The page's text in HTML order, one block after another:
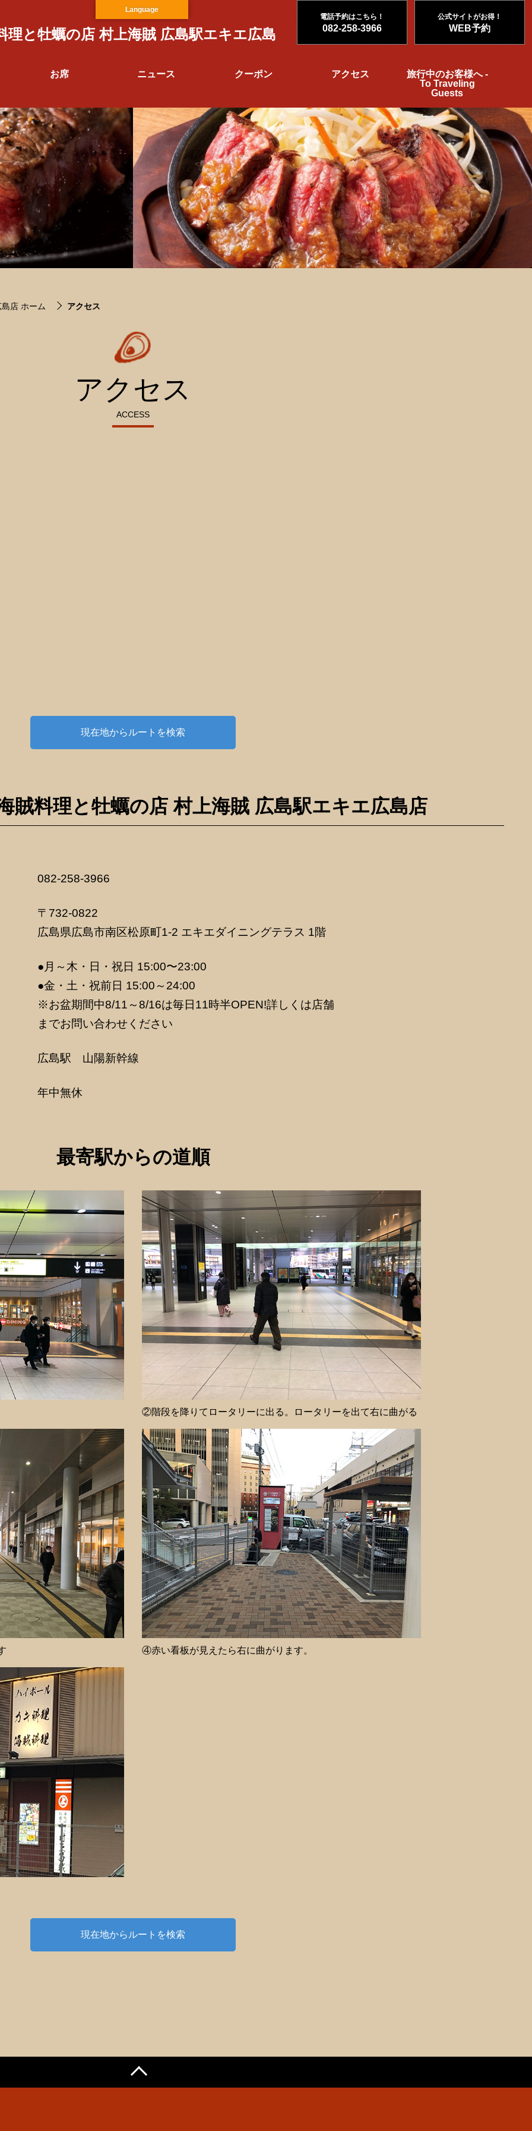
理と牡蠣の店 村上海賊 広島駅エキエ広島
電話予約はこちら！
082-258-3966
公式サイトがお得！
WEB予約
お席 ニュース クーポン アクセス
旅行中のお客様へ -
To Traveling
Guests
店 ホーム アクセス
アクセス
ACCESS
現在地からルートを検索
賊料理と牡蠣の店 村上海賊 広島駅エキエ広島店
082-258-3966
〒732-0822
広島県広島市南区松原町1-2 エキエダイニングテラス 1階
●月～木・日・祝日 15:00〜23:00
●金・土・祝前日 15:00～24:00
※お盆期間中8/11～8/16は毎日11時半OPEN!詳しくは店舗
までお問い合わせください
広島駅 山陽新幹線
年中無休
最寄駅からの道順
②階段を降りてロータリーに出る。ロータリーを出て右に曲がる
④赤い看板が見えたら右に曲がります。
現在地からルートを検索
Language